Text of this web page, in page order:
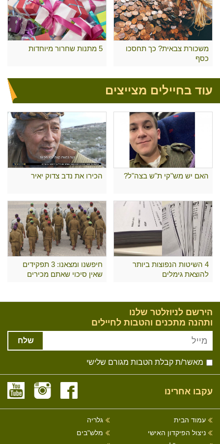
משכורת צבאית? כך תחסכו
כסף
5 מתנות שחרור מיוחדות
עוד בחיילים מצייצים
האם יש מש"קי ת"ש בצה"ל? הכירו את נדב צדוק יאיר
4 השיטות הנפוצות ביותר
להוצאת גימלים
חיפשנו ומצאנו: 3 תפקידים
שאין סיכוי שאתם מכירים
הירשם לניוזלטר שלנו
ותהנה מתכנים והטבות לחיילים
שלח
מאשר/ת קבלת הטבות מגורם שלישי
עקבו אחרינו
עמוד הבית
ניצול הפיקדון האישי
גלריה
מלש"בים